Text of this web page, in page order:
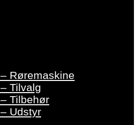
Røremaskine
Tilvalg
Tilbehør
Udstyr